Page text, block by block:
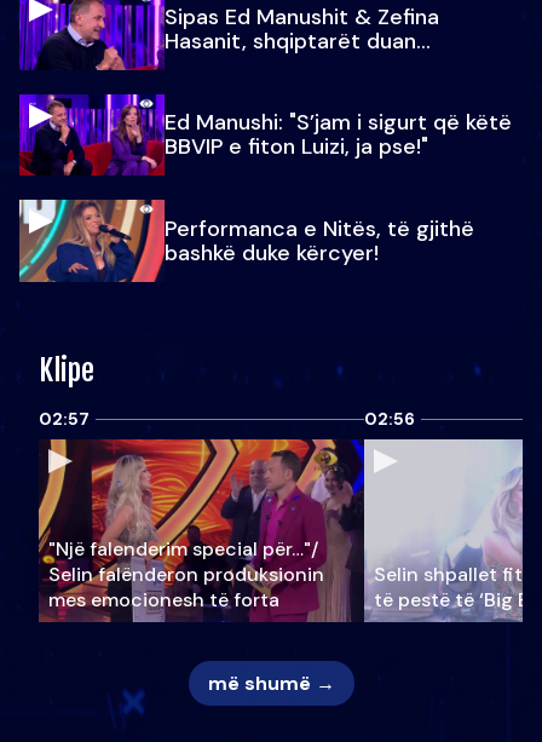
Sipas Ed Manushit & Zefina
Hasanit, shqiptarët duan...
Ed Manushi: "S’jam i sigurt që këtë
BBVIP e fiton Luizi, ja pse!"
Performanca e Nitës, të gjithë
bashkë duke kërcyer!
Klipe
02:57
"Një falenderim special për…"/
Selin falënderon produksionin
mes emocionesh të forta
02:56
Selin shpallet
të pestë të ‘Big
më shumë →